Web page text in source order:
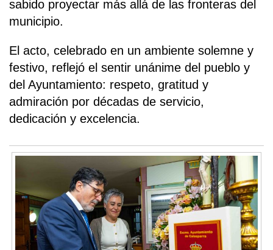
sabido proyectar más allá de las fronteras del
municipio.
El acto, celebrado en un ambiente solemne y
festivo, reflejó el sentir unánime del pueblo y
del Ayuntamiento: respeto, gratitud y
admiración por décadas de servicio,
dedicación y excelencia.